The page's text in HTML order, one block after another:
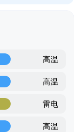
高温
高温
雷电
高温